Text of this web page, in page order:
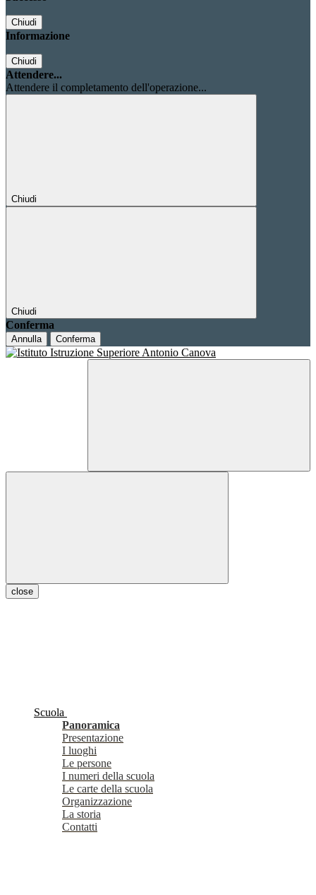
Chiudi
Informazione
Chiudi
Attendere...
Attendere il completamento dell'operazione...
Chiudi
Chiudi
Conferma
Annulla Conferma
close
Scuola
Panoramica
Presentazione
I luoghi
Le persone
I numeri della scuola
Le carte della scuola
Organizzazione
La storia
Contatti